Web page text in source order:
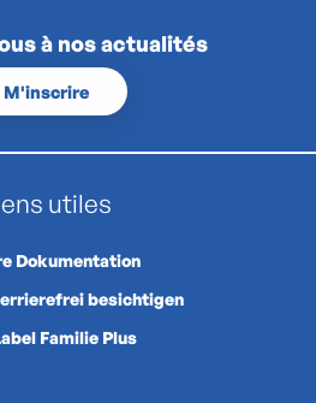
à nos actualités
M'inscrire
utiles
Dokumentation
besichtigen
Familie Plus